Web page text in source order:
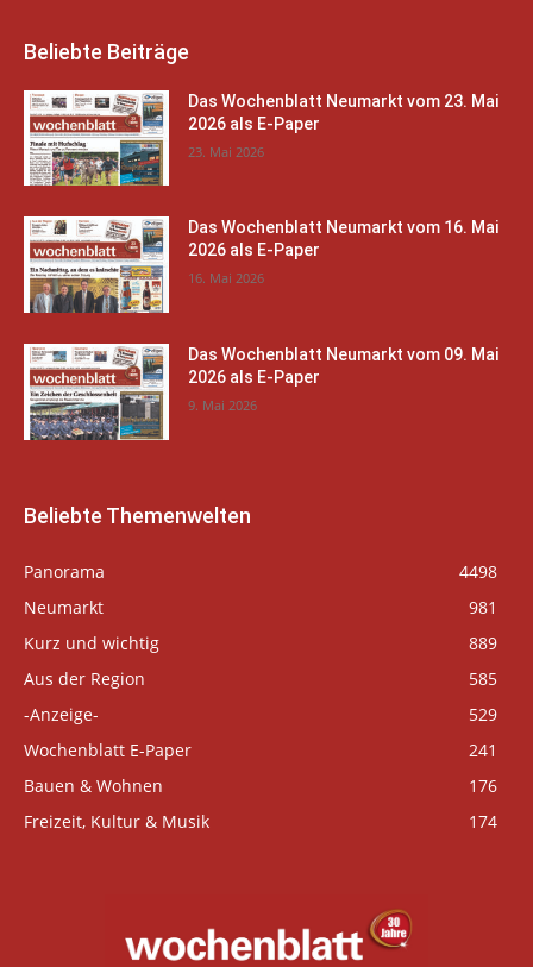
Beliebte Beiträge
Das Wochenblatt Neumarkt vom 23. Mai
2026 als E-Paper
23. Mai 2026
Das Wochenblatt Neumarkt vom 16. Mai
2026 als E-Paper
16. Mai 2026
Das Wochenblatt Neumarkt vom 09. Mai
2026 als E-Paper
9. Mai 2026
Beliebte Themenwelten
Panorama
4498
Neumarkt
981
Kurz und wichtig
889
Aus der Region
585
-Anzeige-
529
Wochenblatt E-Paper
241
Bauen & Wohnen
176
Freizeit, Kultur & Musik
174